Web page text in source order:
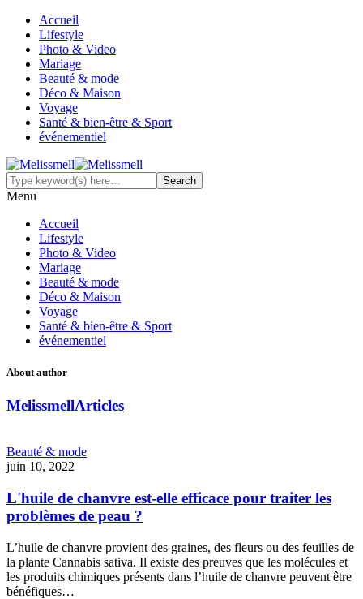
Accueil
Lifestyle
Photo & Video
Mariage
Beauté & mode
Déco & Maison
Voyage
Santé & bien-être & Sport
événementiel
Menu
Accueil
Lifestyle
Photo & Video
Mariage
Beauté & mode
Déco & Maison
Voyage
Santé & bien-être & Sport
événementiel
About author
MelissmellArticles
Beauté & mode
juin 10, 2022
L'huile de chanvre est-elle efficace pour traiter les
problèmes de peau ?
L’huile de chanvre provient des graines, des fleurs ou des feuilles de
la plante Cannabis sativa. Il existe des preuves que les molécules et
les produits chimiques présents dans l’huile de chanvre peuvent être
bénéfiques…